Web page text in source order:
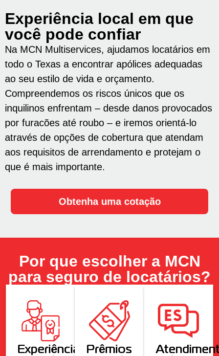
Experiência local em que
você pode confiar
Na MCN Multiservices, ajudamos locatários em
todo o Texas a encontrar apólices adequadas
ao seu estilo de vida e orçamento.
Compreendemos os riscos únicos que os
inquilinos enfrentam – desde danos provocados
por furacões até roubo – e iremos orientá-lo
através de opções de cobertura que atendam
aos requisitos de arrendamento e protejam o
que é mais importante.
Obtenha uma cotação
Por que escolher a MCN
para seguro de locatários?
Experiência
Prêmios